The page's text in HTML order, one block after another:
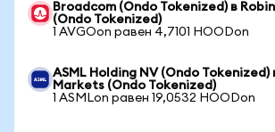
Broadcom (Ondo Tokenized) в
(Ondo Tokenized)
1 AVGOon равен 4,7101 HOODon
ASML Holding NV (Ondo Tokenized)
Markets (Ondo Tokenized)
1 ASMLon равен 19,0532 HOODon